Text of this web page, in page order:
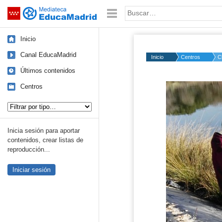
Saltar navegación Palabra o frase:
Inicio
Canal EducaMadrid
Últimos contenidos
Centros
Inicia sesión para aportar
contenidos, crear listas de
reproducción...
Iniciar sesión
Inicio Centros